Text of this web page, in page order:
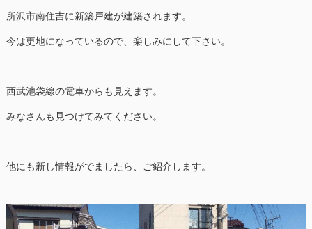
所沢市南住吉に新築戸建が建築されます。
今は更地になっているので、楽しみにして下さい。
西武池袋線の電車からも見えます。
みなさんも見つけてみてください。
他にも新し情報がでましたら、ご紹介します。